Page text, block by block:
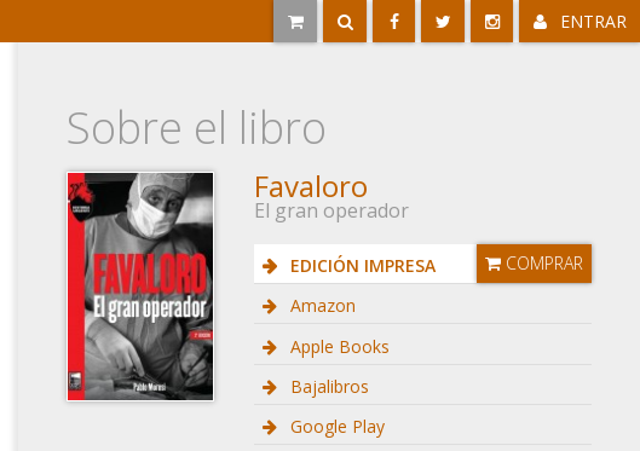
ENTRAR
Sobre el libro
Favaloro
El gran operador
EDICIÓN IMPRESA
COMPRAR
Amazon
Apple Books
Bajalibros
Google Play